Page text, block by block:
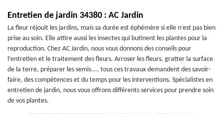
Entretien de jardin 34380 : AC Jardin
La fleur réjouit les jardins, mais sa durée est éphémère si elle n’est pas bien
prise au soin. Elle attire aussi les insectes qui butinent les plantes pour la
reproduction. Chez AC Jardin, nous vous donnons des conseils pour
l’entretien et le traitement des fleurs. Arroser les fleurs, gratter la surface
de la terre, préparer les semis..., tous ces travaux demandent des savoir-
faire, des compétences et du temps pour les interventions. Spécialistes en
entretien de jardin, nous vous offrons différents services pour prendre soin
de vos plantes.